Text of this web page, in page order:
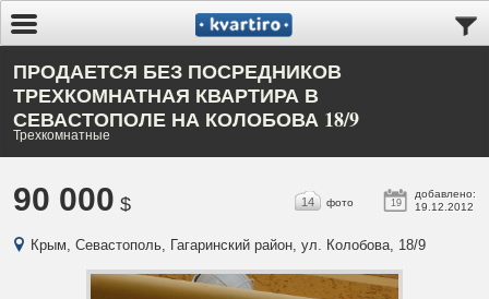
ПРОДАЕТСЯ БЕЗ ПОСРЕДНИКОВ
ТРЕХКОМНАТНАЯ КВАРТИРА В
СЕВАСТОПОЛЕ НА КОЛОБОВА 18/9
Трехкомнатные
90 000 $ 19
добавлено:
19.12.2012
14 фото
Крым, Севастополь, Гагаринский район, ул. Колобова, 18/9